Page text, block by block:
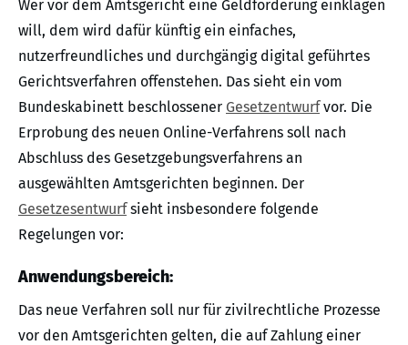
Wer vor dem Amtsgericht eine Geldforderung einklagen
will, dem wird dafür künftig ein einfaches,
nutzerfreundliches und durchgängig digital geführtes
Gerichtsverfahren offenstehen. Das sieht ein vom
Bundeskabinett beschlossener Gesetzentwurfvor. Die
Erprobung des neuen Online-Verfahrens soll nach
Abschluss des Gesetzgebungsverfahrens an
ausgewählten Amtsgerichten beginnen. Der
Gesetzesentwurfsieht insbesondere folgende
Regelungen vor:
Anwendungsbereich:
Das neue Verfahren soll nur für zivilrechtliche Prozesse
vor den Amtsgerichten gelten, die auf Zahlung einer